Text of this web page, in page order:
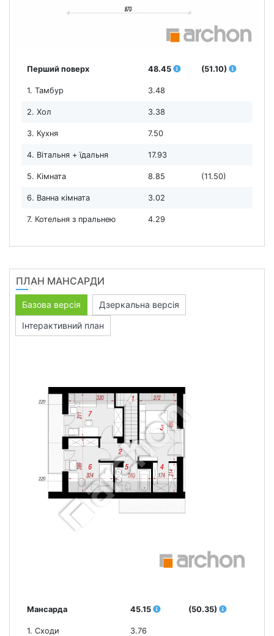
Перший поверх 48.45 (51.10)
1. Тамбур 3.48
2. Хол 3.38
3. Кухня 7.50
4. Вітальня + їдальня 17.93
5. Кімната 8.85 (11.50)
6. Ванна кімната 3.02
7. Котельня з пральнею 4.29
ПЛАН МАНСАРДИ
Базова версія
Дзеркальна версія
Інтерактивний план
Мансарда 45.15 (50.35)
1. Сходи 3.76